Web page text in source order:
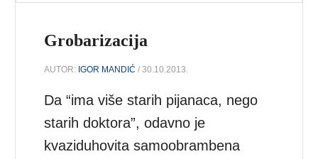
Grobarizacija
AUTOR: IGOR MANDIĆ / 30.10.2013.
Da “ima više starih pijanaca, nego
starih doktora”, odavno je
kvaziduhovita samoobrambena